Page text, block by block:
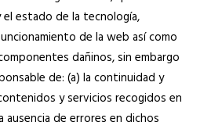
estado de la tecnología,
de la web así como
dañinos, sin embargo
de: (a) la continuidad y
y servicios recogidos en
ausencia de errores en dichos